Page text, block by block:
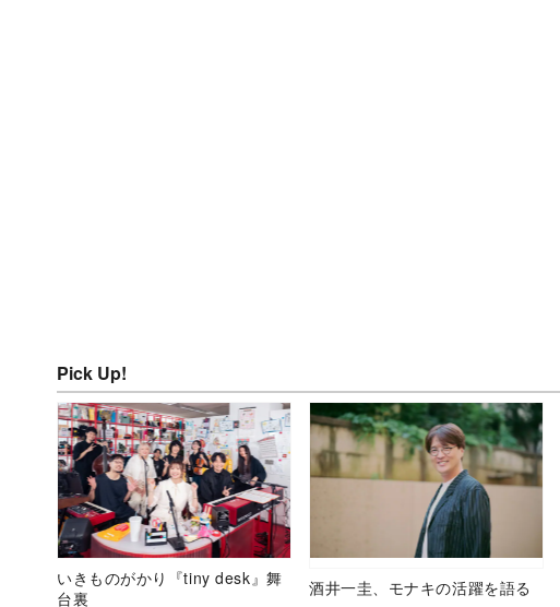
Pick Up!
いきものがかり『tiny desk』舞
台裏
酒井一圭、モナキの活躍を語る